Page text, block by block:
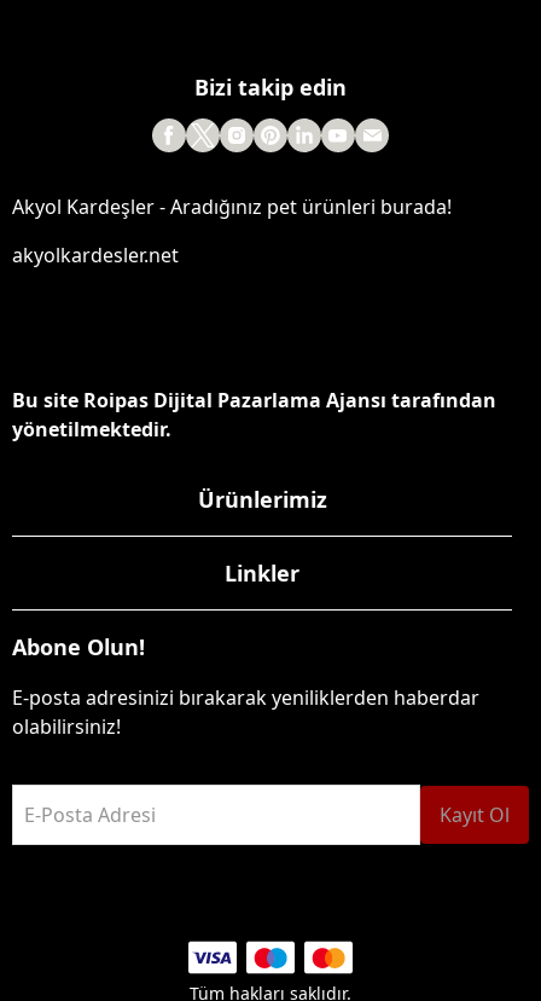
Bizi takip edin
Akyol Kardeşler - Aradığınız pet ürünleri burada!
akyolkardesler.net
Bu site Roipas Dijital Pazarlama Ajansı tarafından
yönetilmektedir.
Ürünlerimiz
Linkler
Abone Olun!
E-posta adresinizi bırakarak yeniliklerden haberdar
olabilirsiniz!
E-Posta Adresi Kayıt Ol
Tüm hakları saklıdır.